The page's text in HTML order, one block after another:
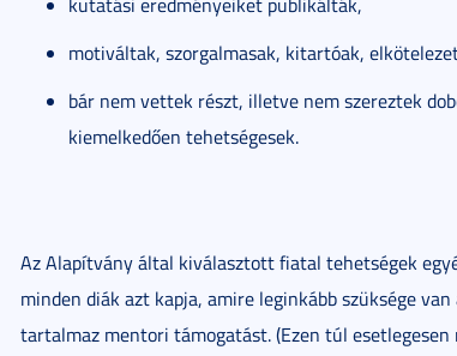
motiváltak, szorgalmasak, kitartóak,
bár nem vettek részt, illetve nem szereztek
kiemelkedően tehetségesek.
Az Alapítvány által kiválasztott fiatal tehetségek
minden diák azt kapja, amire leginkább szüksége
tartalmaz mentori támogatást. (Ezen túl